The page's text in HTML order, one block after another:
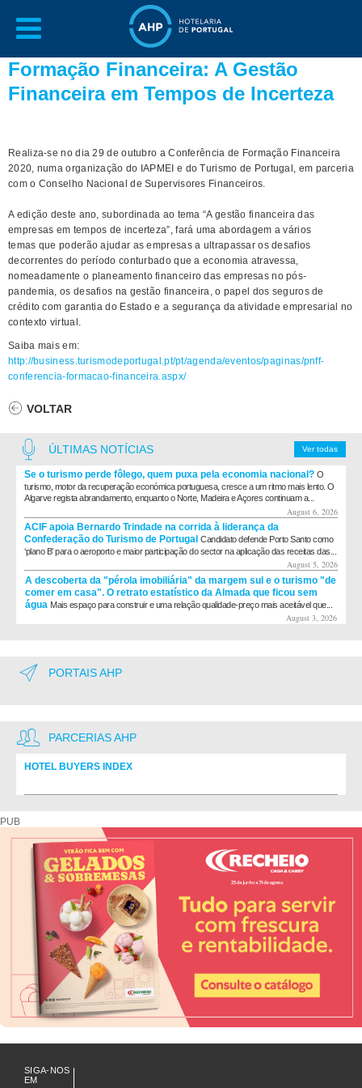
Formação Financeira: A Gestão
Financeira em Tempos de Incerteza
Realiza-se no dia 29 de outubro a Conferência de Formação Financeira
2020, numa organização do IAPMEI e do Turismo de Portugal, em parceria
com o Conselho Nacional de Supervisores Financeiros.
A edição deste ano, subordinada ao tema “A gestão financeira das
empresas em tempos de incerteza”, fará uma abordagem a vários
temas que poderão ajudar as empresas a ultrapassar os desafios
decorrentes do período conturbado que a economia atravessa,
nomeadamente o planeamento financeiro das empresas no pós-
pandemia, os desafios na gestão financeira, o papel dos seguros de
crédito com garantia do Estado e a segurança da atividade empresarial no
contexto virtual.
Saiba mais em:
http://business.turismodeportugal.pt/pt/agenda/eventos/paginas/pnff-
conferencia-formacao-financeira.aspx/
VOLTAR
Ver todas
ÚLTIMAS NOTÍCIAS
Se o turismo perde fôlego, quem puxa pela economia nacional? O
turismo, motor da recuperação económica portuguesa, cresce a um ritmo mais lento. O
Algarve regista abrandamento, enquanto o Norte, Madeira e Açores continuam a...
August 6, 2026
ACIF apoia Bernardo Trindade na corrida à liderança da
Confederação do Turismo de Portugal Candidato defende Porto Santo como
‘plano B’ para o aeroporto e maior participação do sector na aplicação das receitas das...
August 5, 2026
A descoberta da "pérola imobiliária" da margem sul e o turismo "de
comer em casa". O retrato estatístico da Almada que ficou sem
água Mais espaço para construir e uma relação qualidade-preço mais aceitável que...
August 3, 2026
PORTAIS AHP
PARCERIAS AHP
HOTEL BUYERS INDEX
PUB
SIGA-NOS
EM